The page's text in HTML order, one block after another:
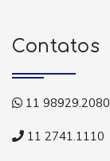
Contatos
11 98929.2080
11 2741.1110